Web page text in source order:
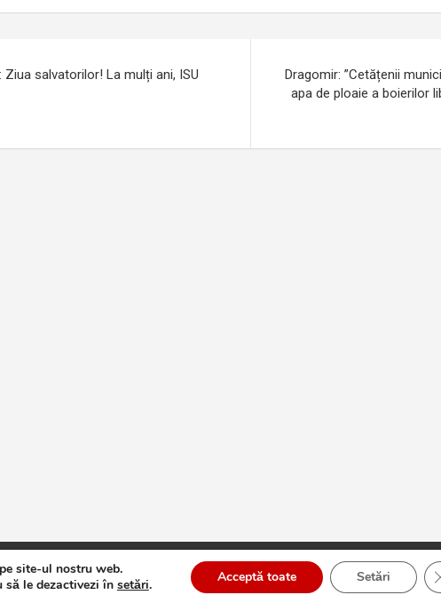
salvatorilor! La mulți ani, ISU
Dragomir: ”Cetățenii
apa de ploaie a boierilor
Proudly Powered by: WordPress
site-ul nostru web.
să le dezactivezi în setări. Acceptă toate Setări